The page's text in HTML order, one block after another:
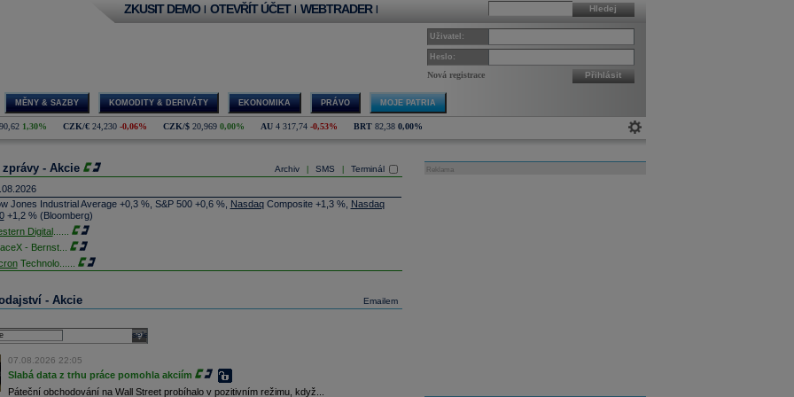
Hledej
ZKUSIT DEMO | OTEVŘÍT ÚČET | WEBTRADER |
Uživatel:
Heslo:
Nová registrace Přihlásit
MĚNY & SAZBY KOMODITY & DERIVÁTY EKONOMIKA PRÁVO MOJE PATRIA
1,30% CZK/€ 24,230 -0,06% CZK/$ 20,969 0,00% AU 4 317,74 -0,53% BRT 82,38 0,00%
Archiv SMS Terminál
zprávy - Akcie
Jones Industrial Average +0,3 %, S&P 500 +0,6 %, NasdaqComposite +1,3 %, Nasdaq
+1,2 % (Bloomberg)
Digital......
- Bernst...
Technolo......
obchodů s akciemi na pražské burze za dnešní den je 0,831 mld. Kč. Průměrný objem
za poslední rok je 0,665 mld. Kč.
výroby balistických střel ATACMS ve spolupráci s americkou firmou
dobu potrvá. Agentuře Reuters to řekl generální ředitel německé zbrojovky
Papperger. Společná výroba s Lockheedem v Německu by podle něj mohla pomoci
arzenál Spojeným státům, které mají zvýšenou spotřebu střel kvůli válce s Íránem
Emailem
- Akcie
select
07.08.2026 22:05
Slabá data z trhu práce pomohla akciím
Páteční obchodování na Wall Street probíhalo v pozitivním režimu, když...
Reklama